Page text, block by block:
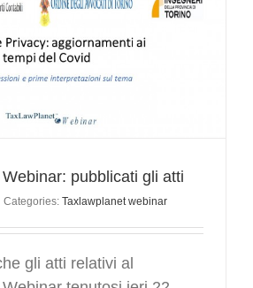
pubblicati gli atti
Categories: Taxlawplanet webinar
gli atti relativi al